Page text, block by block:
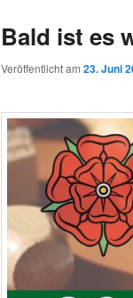
Bald ist es
Veröffentlicht am 23. Juni